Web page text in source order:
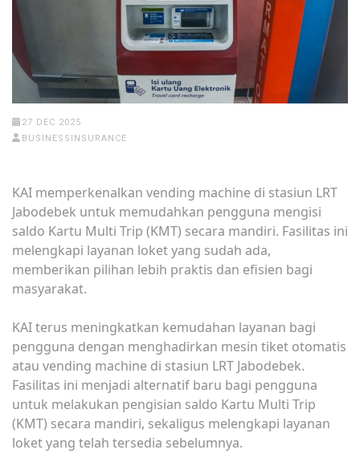
27 DEC 2025
BUSINESSINSURANCE
KAI memperkenalkan vending machine di stasiun LRT
Jabodebek untuk memudahkan pengguna mengisi
saldo Kartu Multi Trip (KMT) secara mandiri. Fasilitas ini
melengkapi layanan loket yang sudah ada,
memberikan pilihan lebih praktis dan efisien bagi
masyarakat.
KAI terus meningkatkan kemudahan layanan bagi
pengguna dengan menghadirkan mesin tiket otomatis
atau vending machine di stasiun LRT Jabodebek.
Fasilitas ini menjadi alternatif baru bagi pengguna
untuk melakukan pengisian saldo Kartu Multi Trip
(KMT) secara mandiri, sekaligus melengkapi layanan
loket yang telah tersedia sebelumnya.